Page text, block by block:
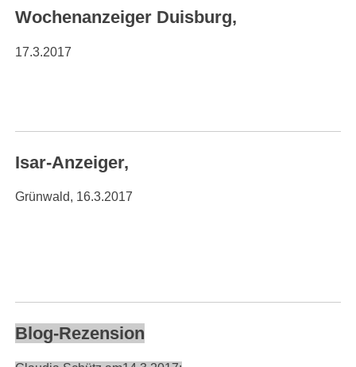
Wochenanzeiger Duisburg,
17.3.2017
Isar-Anzeiger,
Grünwald, 16.3.2017
Blog-Rezension